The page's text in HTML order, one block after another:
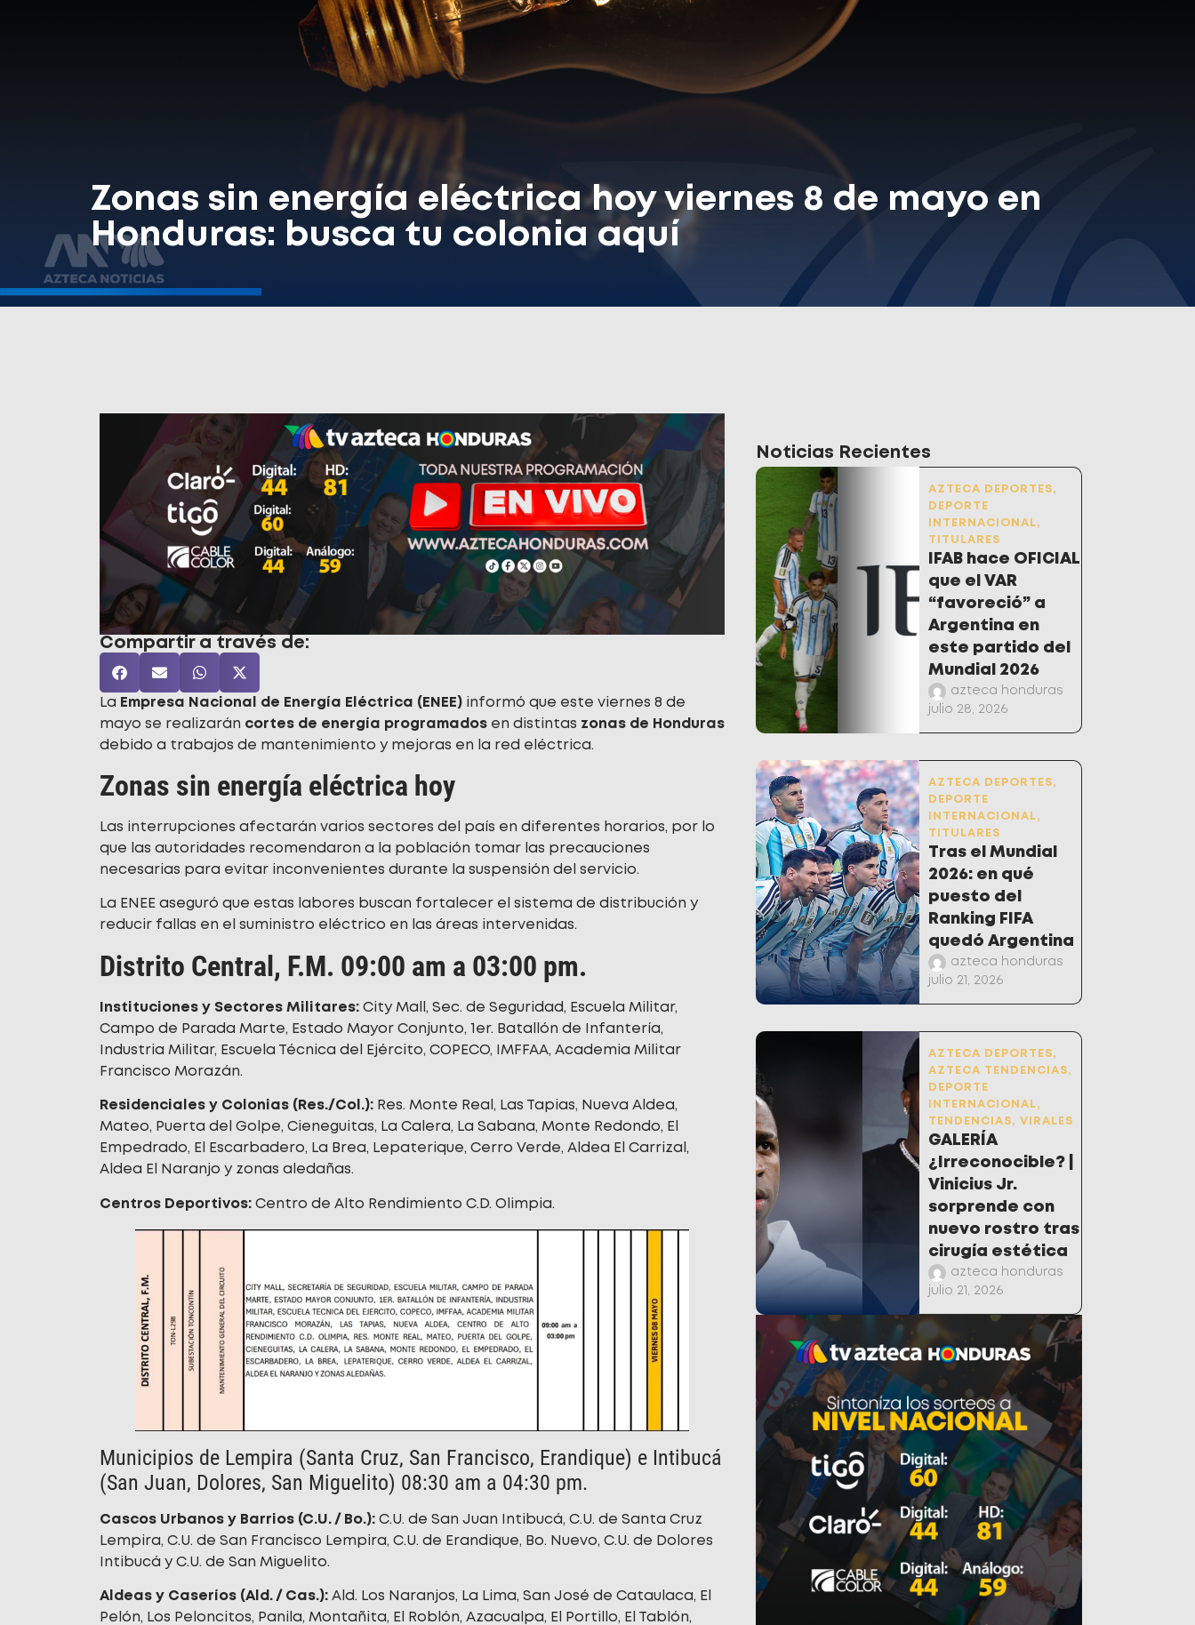
Zonas sin energía eléctrica hoy viernes 8 de mayo en
Honduras: busca tu colonia aquí
Compartir a través de:
La Empresa Nacional de Energía Eléctrica (ENEE) informó que este viernes 8 de
mayo se realizarán cortes de energía programados en distintas zonas de Honduras
debido a trabajos de mantenimiento y mejoras en la red eléctrica.
Zonas sin energía eléctrica hoy
Las interrupciones afectarán varios sectores del país en diferentes horarios, por lo
que las autoridades recomendaron a la población tomar las precauciones
necesarias para evitar inconvenientes durante la suspensión del servicio.
La ENEE aseguró que estas labores buscan fortalecer el sistema de distribución y
reducir fallas en el suministro eléctrico en las áreas intervenidas.
Distrito Central, F.M. 09:00 am a 03:00 pm.
Instituciones y Sectores Militares: City Mall, Sec. de Seguridad, Escuela Militar,
Campo de Parada Marte, Estado Mayor Conjunto, 1er. Batallón de Infantería,
Industria Militar, Escuela Técnica del Ejército, COPECO, IMFFAA, Academia Militar
Francisco Morazán.
Residenciales y Colonias (Res./Col.): Res. Monte Real, Las Tapias, Nueva Aldea,
Mateo, Puerta del Golpe, Cieneguitas, La Calera, La Sabana, Monte Redondo, El
Empedrado, El Escarbadero, La Brea, Lepaterique, Cerro Verde, Aldea El Carrizal,
Aldea El Naranjo y zonas aledañas.
Centros Deportivos: Centro de Alto Rendimiento C.D. Olimpia.
Municipios de Lempira (Santa Cruz, San Francisco, Erandique) e Intibucá
(San Juan, Dolores, San Miguelito) 08:30 am a 04:30 pm.
Cascos Urbanos y Barrios (C.U. / Bo.): C.U. de San Juan Intibucá, C.U. de Santa Cruz
Lempira, C.U. de San Francisco Lempira, C.U. de Erandique, Bo. Nuevo, C.U. de Dolores
Intibucá y C.U. de San Miguelito.
Aldeas y Caseríos (Ald. / Cas.): Ald. Los Naranjos, La Lima, San José de Cataulaca, El
Pelón, Los Peloncitos, Panila, Montañita, El Roblón, Azacualpa, El Portillo, El Tablón,
Noticias Recientes
AZTECA DEPORTES,
DEPORTE
INTERNACIONAL,
TITULARES
IFAB hace OFICIAL
que el VAR
“favoreció” a
Argentina en
este partido del
Mundial 2026
azteca honduras
julio 28, 2026
AZTECA DEPORTES,
DEPORTE
INTERNACIONAL,
TITULARES
Tras el Mundial
2026: en qué
puesto del
Ranking FIFA
quedó Argentina
azteca honduras
julio 21, 2026
AZTECA DEPORTES,
AZTECA TENDENCIAS,
DEPORTE
INTERNACIONAL,
TENDENCIAS, VIRALES
GALERÍA
¿Irreconocible? |
Vinicius Jr.
sorprende con
nuevo rostro tras
cirugía estética
azteca honduras
julio 21, 2026